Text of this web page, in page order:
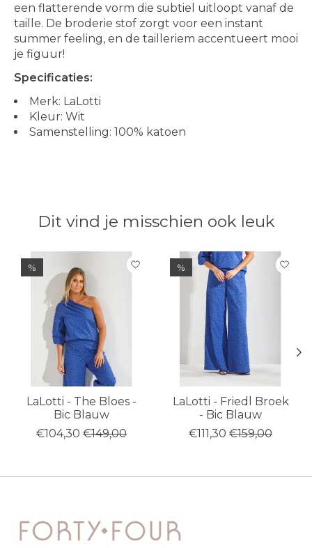
een flatterende vorm die subtiel uitloopt vanaf de
taille. De broderie stof zorgt voor een instant
summer feeling, en de tailleriem accentueert mooi
je figuur!
Specificaties:
Merk: LaLotti
Kleur: Wit
Samenstelling: 100% katoen
Dit vind je misschien ook leuk
Items van productcarrousel
%
LaLotti - The Bloes -
Bic Blauw
€104,30 €149,00
%
LaLotti - Friedl Broek
- Bic Blauw
€111,30 €159,00